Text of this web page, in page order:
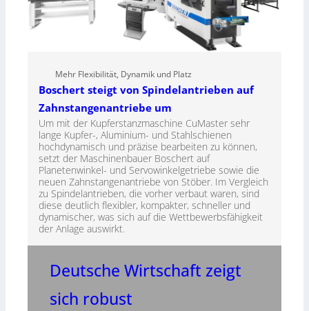
Mehr Flexibilität, Dynamik und Platz
Boschert steigt von Spindelantrieben auf
Zahnstangenantriebe um
Um mit der Kupferstanzmaschine CuMaster sehr
lange Kupfer-, Aluminium- und Stahlschienen
hochdynamisch und präzise bearbeiten zu können,
setzt der Maschinenbauer Boschert auf
Planetenwinkel- und Servowinkelgetriebe sowie die
neuen Zahnstangenantriebe von Stöber. Im Vergleich
zu Spindelantrieben, die vorher verbaut waren, sind
diese deutlich flexibler, kompakter, schneller und
dynamischer, was sich auf die Wettbewerbsfähigkeit
der Anlage auswirkt.
Deutsche Wirtschaft zeigt
sich robust